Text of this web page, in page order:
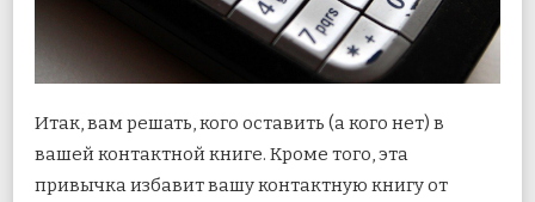
Итак, вам решать, кого оставить (а кого нет) в
вашей контактной книге. Кроме того, эта
привычка избавит вашу контактную книгу от